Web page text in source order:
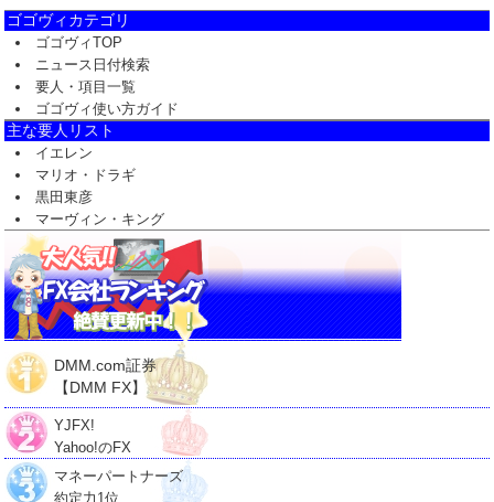
ゴゴヴィカテゴリ
ゴゴヴィTOP
ニュース日付検索
要人・項目一覧
ゴゴヴィ使い方ガイド
主な要人リスト
イエレン
マリオ・ドラギ
黒田東彦
マーヴィン・キング
DMM.com証券
【DMM FX】
YJFX!
Yahoo!のFX
マネーパートナーズ
約定力1位